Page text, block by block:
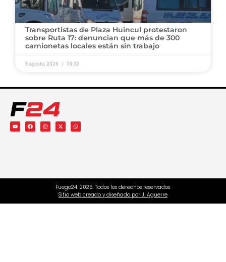
Transportistas de Plaza Huincul protestaron
sobre Ruta 17: denuncian que más de 300
camionetas locales están sin trabajo
5 agosto, 2026 09:33
Fuego24. 2025. Todos los derechos reservados.
Sitio web creado y diseñado por J. Aguerre